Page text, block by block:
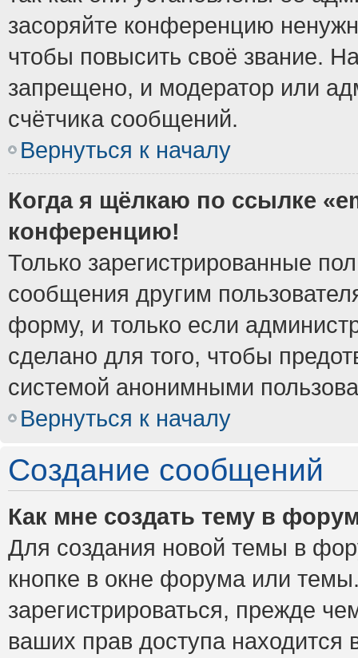
засоряйте конференцию
чтобы повысить своё звание.
запрещено, и модератор или
счётчика сообщений.
Вернуться к началу
Когда я щёлкаю по ссылке
конференцию!
Только зарегистрированные
сообщения другим
форму, и только если
сделано для того, чтобы
системой анонимными
Вернуться к началу
Создание сообщений
Как мне создать тему в
Для создания новой темы в
кнопке в окне форума или
зарегистрироваться, прежде
ваших прав доступа